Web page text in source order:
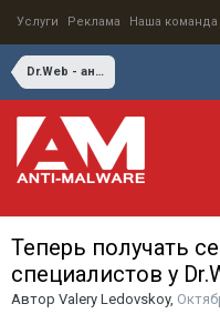
Услуги Реклама Наша команда
Dr.Web - антивирусная защита для дома и офиса
Теперь получать
специалистов у
Автор Valery Ledovskoy,